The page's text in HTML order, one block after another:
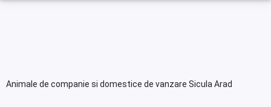
Animale de companie si domestice de vanzare Sicula Arad